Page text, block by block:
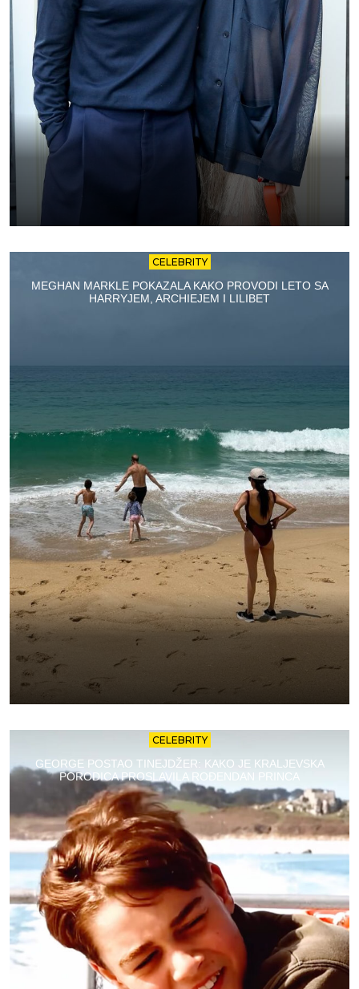
CELEBRITY
MEGHAN MARKLE POKAZALA KAKO PROVODI LETO SA
HARRYJEM, ARCHIEJEM I LILIBET
CELEBRITY
GEORGE POSTAO TINEJDŽER: KAKO JE KRALJEVSKA
PORODICA PROSLAVILA ROĐENDAN PRINCA